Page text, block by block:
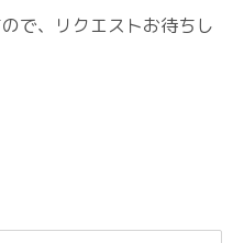
で、リクエストお待ちし